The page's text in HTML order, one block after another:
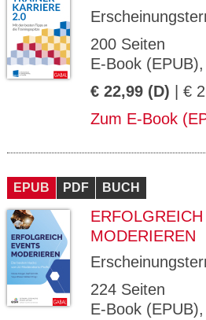
200 Seiten
E-Book
€ 22,99 (D) | €
Zum E-Book
EPUB PDF BUCH
MODERIEREN
224 Seiten
E-Book